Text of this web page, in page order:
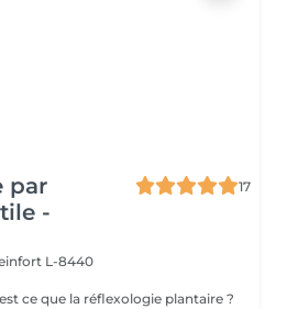
par
-
17
L-8440